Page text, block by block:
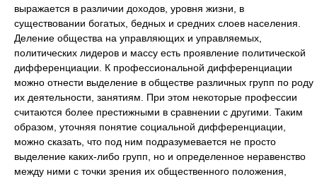
выражается в различии доходов, уровня жизни, в
существовании богатых, бедных и средних слоев населения.
Деление общества на управляющих и управляемых,
политических лидеров и массу есть проявление политической
дифференциации. К профессиональной дифференциации
можно отнести выделение в обществе различных групп по роду
их деятельности, занятиям. При этом некоторые профессии
считаются более престижными в сравнении с другими. Таким
образом, уточняя понятие социальной дифференциации,
можно сказать, что под ним подразумевается не просто
выделение каких-либо групп, но и определенное неравенство
между ними с точки зрения их общественного положения,